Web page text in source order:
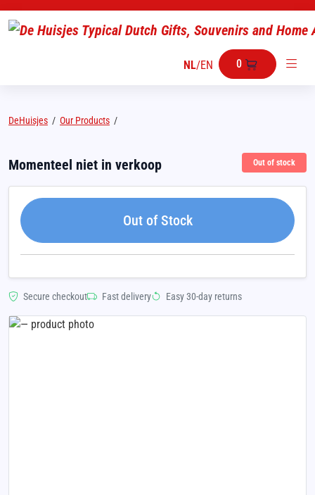
NL/EN 0
DeHuisjes / Our Products /
Momenteel niet in verkoop Out of stock
Out of Stock
Secure checkout Fast delivery Easy 30-day returns